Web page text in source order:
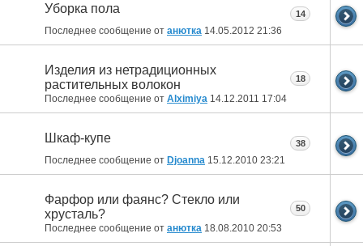
Уборка пола
Последнее сообщение от анютка 14.05.2012 21:36
14
Изделия из нетрадиционных
растительных волокон
Последнее сообщение от Alximiya 14.12.2011 17:04
18
Шкаф-купе
Последнее сообщение от Djoanna 15.12.2010 23:21
38
Фарфор или фаянс? Стекло или
хрусталь?
Последнее сообщение от анютка 18.08.2010 20:53
50